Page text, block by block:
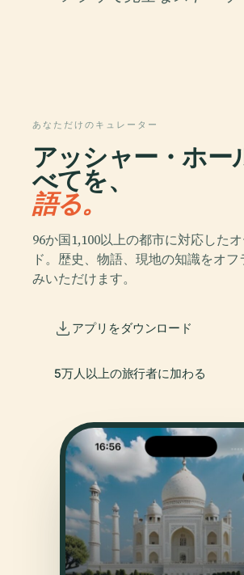
あなただけのキュレーター
アッシャー・ホー
べてを、
語る。
96か国1,100以上の都市に対応した
ド。歴史、物語、現地の知識をオ
みいただけます。
アプリをダウンロード
5万人以上の旅行者に加わる